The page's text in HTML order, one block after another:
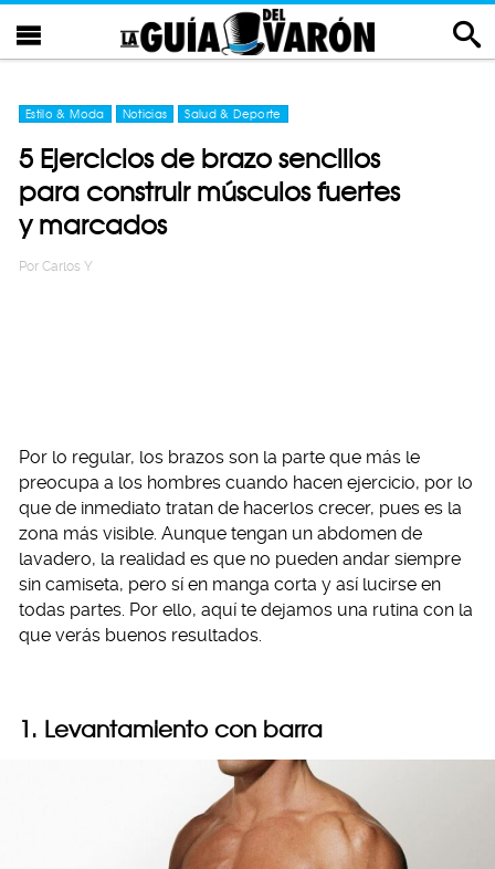
Estilo & Moda Noticias Salud & Deporte
5 Ejercicios de brazo sencillos
para construir músculos fuertes
y marcados
Por Carlos Y
Por lo regular, los brazos son la parte que más le
preocupa a los hombres cuando hacen ejercicio, por lo
que de inmediato tratan de hacerlos crecer, pues es la
zona más visible. Aunque tengan un abdomen de
lavadero, la realidad es que no pueden andar siempre
sin camiseta, pero sí en manga corta y así lucirse en
todas partes. Por ello, aquí te dejamos una rutina con la
que verás buenos resultados.
1. Levantamiento con barra